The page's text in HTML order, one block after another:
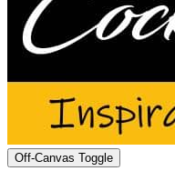
Off-Canvas Toggle